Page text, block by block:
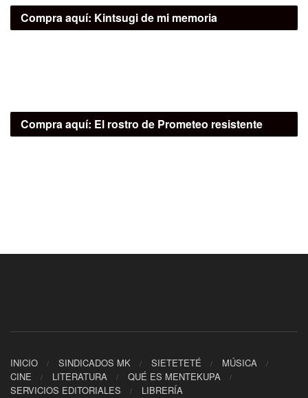
Compra aquí: Kintsugi de mi memoria
Compra aquí: El rostro de Prometeo resistente
INICIO SINDICADOS MK SIETETETÉ
MÚSICA
CINE
LITERATURA
QUÉ ES MENTEKUPA
SERVICIOS EDITORIALES
LIBRERÍA